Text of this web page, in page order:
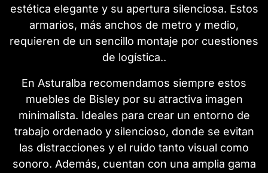
estética elegante y su apertura silenciosa. Estos
armarios, más anchos de metro y medio,
requieren de un sencillo montaje por cuestiones
de logística..
En Asturalba recomendamos siempre estos
muebles de Bisley por su atractiva imagen
minimalista. Ideales para crear un entorno de
trabajo ordenado y silencioso, donde se evitan
las distracciones y el ruido tanto visual como
sonoro. Además, cuentan con una amplia gama